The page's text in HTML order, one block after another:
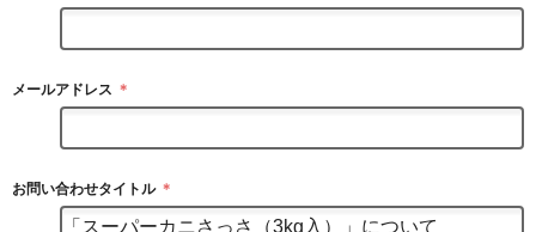
メールアドレス ＊
お問い合わせタイトル ＊